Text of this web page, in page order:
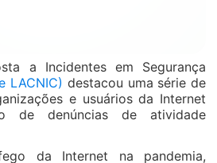
a Incidentes em Segurança
LACNIC) destacou uma série de
e usuários da Internet
de denúncias de atividade
da Internet na pandemia,